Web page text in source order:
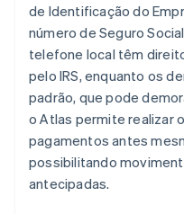
de Identificação do
número de Seguro
telefone local têm
pelo IRS, enquanto os
padrão, que pode
o Atlas permite realizar
pagamentos antes
possibilitando
antecipadas.